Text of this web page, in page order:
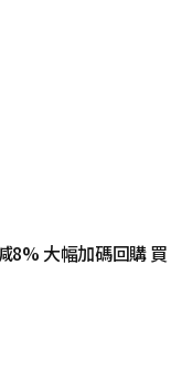
8% 大幅加碼回購 買